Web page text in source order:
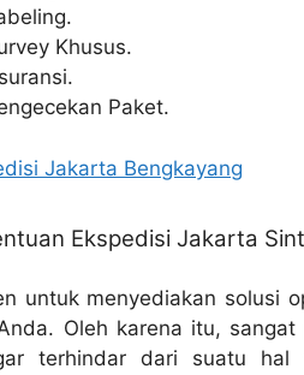
Khusus.
Paket.
Jakarta Bengkayang
Ekspedisi Jakarta
untuk menyediakan solusi
Oleh karena itu,
terhindar dari suatu hal